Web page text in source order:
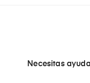
Necesitas ayuda